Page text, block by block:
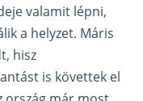
valamit lépni,
a helyzet. Máris
hisz
is követtek el